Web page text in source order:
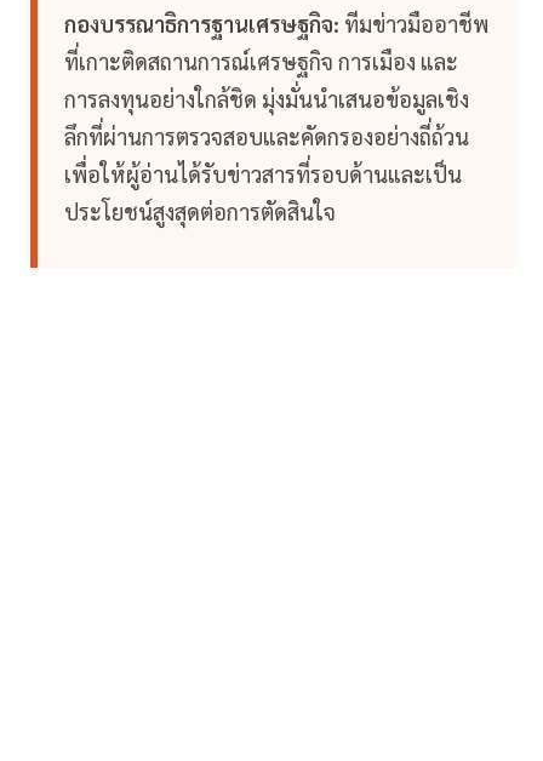
กองบรรณาธิการฐานเศรษฐกิจ: ทีมข่าวมืออาชีพ
ที่เกาะติดสถานการณ์เศรษฐกิจ การเมือง และ
การลงทุนอย่างใกล้ชิด มุ่งมั่นนำเสนอข้อมูลเชิง
ลึกที่ผ่านการตรวจสอบและคัดกรองอย่างถี่ถ้วน
เพื่อให้ผู้อ่านได้รับข่าวสารที่รอบด้านและเป็น
ประโยชน์สูงสุดต่อการตัดสินใจ